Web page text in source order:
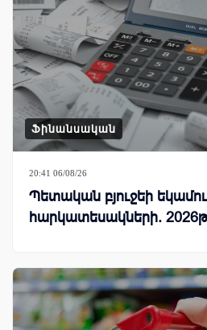
Ֆինանսական
20:41 06/08/26
Պետական բյուջեի
հարկատեսակների.